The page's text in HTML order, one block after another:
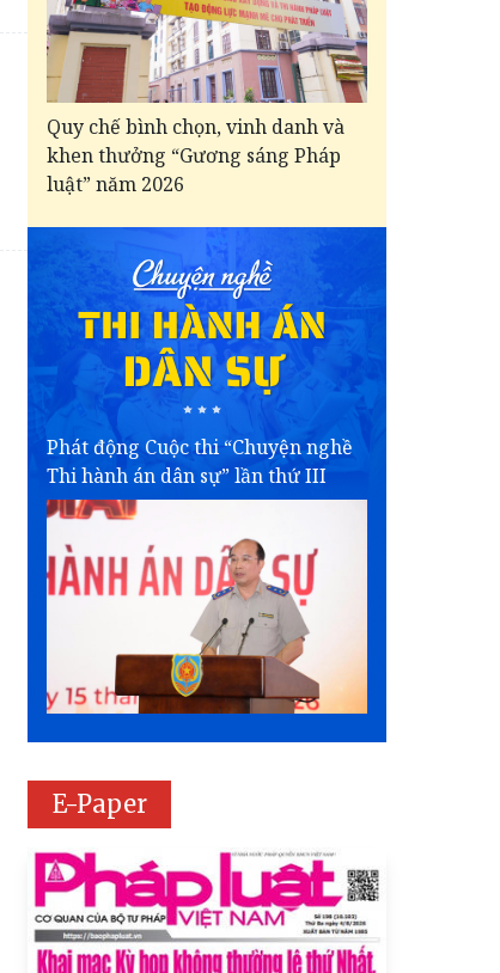
Quy chế bình chọn, vinh danh và
khen thưởng “Gương sáng Pháp
luật” năm 2026
Phát động Cuộc thi “Chuyện nghề
Thi hành án dân sự” lần thứ III
E-Paper